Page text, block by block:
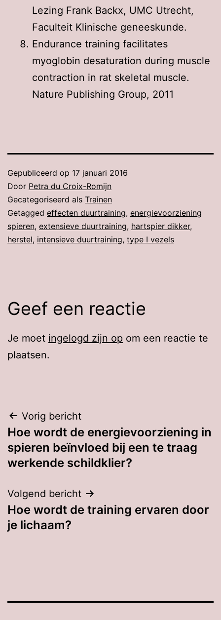
Lezing Frank Backx, UMC Utrecht,
Faculteit Klinische geneeskunde.
Endurance training facilitates
myoglobin desaturation during muscle
contraction in rat skeletal muscle.
Nature Publishing Group, 2011
Gepubliceerd op 17 januari 2016
Door Petra du Croix-Romijn
Gecategoriseerd als Trainen
Getagged effecten duurtraining, energievoorziening
spieren, extensieve duurtraining, hartspier dikker,
herstel, intensieve duurtraining, type I vezels
Geef een reactie
Je moet ingelogd zijn op om een reactie te
plaatsen.
Bericht
navigatie
Vorig bericht
Hoe wordt de energievoorziening in
spieren beïnvloed bij een te traag
werkende schildklier?
Volgend bericht
Hoe wordt de training ervaren door
je lichaam?